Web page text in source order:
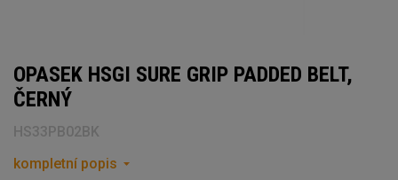
OPASEK HSGI SURE GRIP PADDED BELT,
ČERNÝ
HS33PB02BK
kompletní popis